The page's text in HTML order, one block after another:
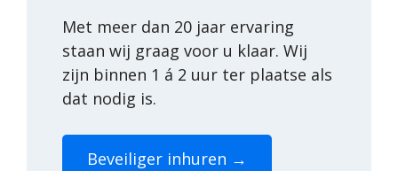
Met meer dan 20 jaar ervaring
staan wij graag voor u klaar. Wij
zijn binnen 1 á 2 uur ter plaatse als
dat nodig is.
Beveiliger inhuren →